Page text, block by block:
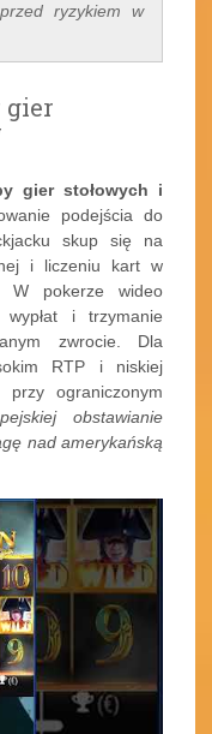
ryzykiem w
gier
gier stołowych i
podejścia do
skup się na
i liczeniu kart w
W pokerze wideo
i trzymanie
zwrocie. Dla
RTP i niskiej
ograniczonym
obstawianie
nad amerykańską